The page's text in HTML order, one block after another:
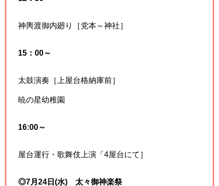
神輿渡御内廻り［党本～神社］
15：00～
太鼓演奏［上屋台格納庫前］
暁の星幼稚園
16:00～
屋台運行・歌舞伎上演「4屋台にて］
◎7月24日 (水) 太々御神楽祭